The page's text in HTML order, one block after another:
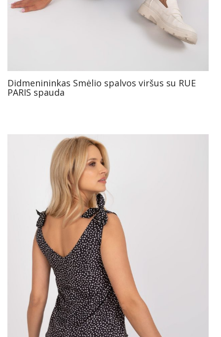
Didmenininkas Smėlio spalvos viršus su RUE
PARIS spauda